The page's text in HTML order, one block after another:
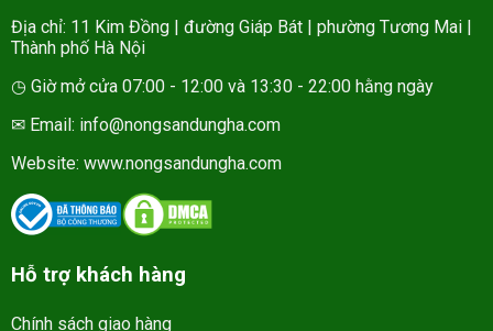
Địa chỉ: 11 Kim Đồng | đường Giáp Bát | phường Tương Mai |
Thành phố Hà Nội
◷ Giờ mở cửa 07:00 - 12:00 và 13:30 - 22:00 hằng ngày
✉ Email: info@nongsandungha.com
Website: www.nongsandungha.com
Hỗ trợ khách hàng
Chính sách giao hàng